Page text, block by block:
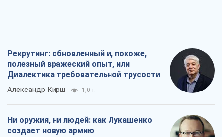
Рекрутинг: обновленный и, похоже,
полезный вражеский опыт, или
Диалектика требовательной трусости
Александр Кирш 1,0 т.
Ни оружия, ни людей: как Лукашенко
создает новую армию